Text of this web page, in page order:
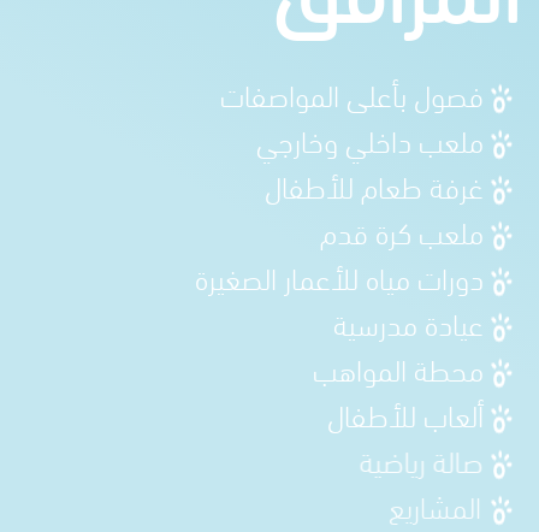
فصول بأعلى المواصفات
ملعب داخلي وخارجي
غرفة طعام للأطفال
ملعب كرة قدم
⁠دورات مياه للأعمار الصغيرة
عيادة مدرسية
محطة المواهب
⁠ألعاب للأطفال
صالة رياضية
المشاريع